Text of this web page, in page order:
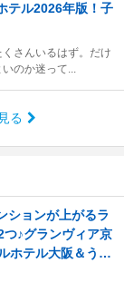
テル2026年版！子
さんいるはず。だけ
のか迷って...
る
ションが上がるラ
♪グランヴィア京
ホテル大阪＆うな